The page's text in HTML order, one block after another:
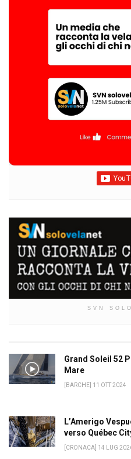
SVN
Grand Soleil 52
Mare
[BARCHE] 11 OTT 2024
L’Amerigo
verso Québec
[CRONACA] 14 LUG